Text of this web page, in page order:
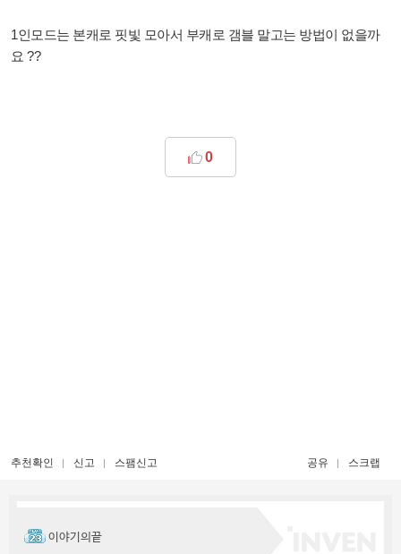
1인모드는 본캐로 핏빛 모아서 부캐로 갬블 말고는 방법이 없을까
요 ??
0
추천확인 신고 스팸신고 공유 스크랩
이야기의끝